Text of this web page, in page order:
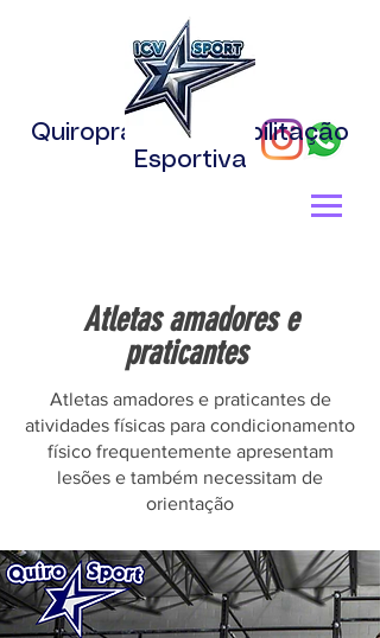
Quiropraxia e Reabilitação
Esportiva
Atletas amadores e
praticantes
Atletas amadores e praticantes de
atividades físicas para condicionamento
físico frequentemente apresentam
lesões e também necessitam de
orientação